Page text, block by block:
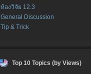
ห้องวิจัย 12.3
General Discussion
Tip & Trick
Top 10 Topics (by Views)